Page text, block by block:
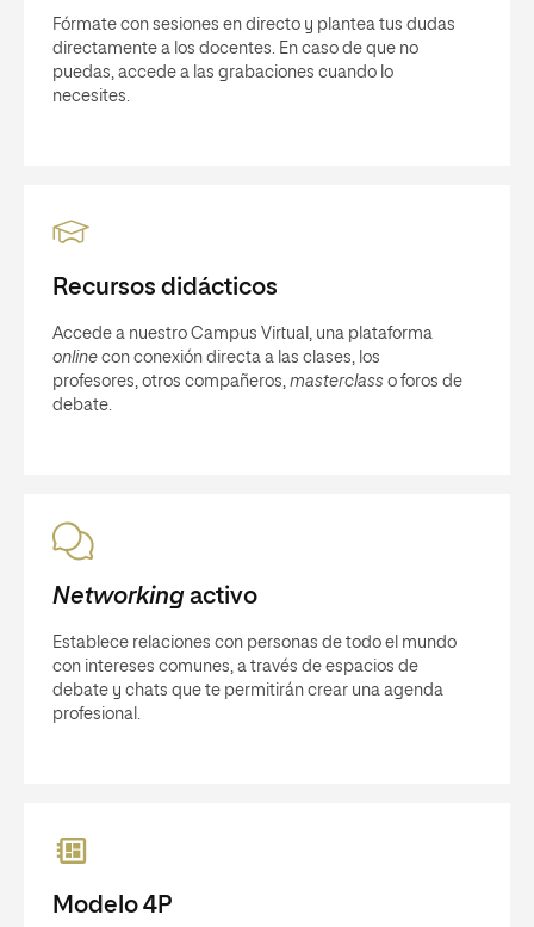
Fórmate con sesiones en directo y plantea tus dudas
directamente a los docentes. En caso de que no
puedas, accede a las grabaciones cuando lo
necesites.
Recursos didácticos
Accede a nuestro Campus Virtual, una plataforma
online con conexión directa a las clases, los
profesores, otros compañeros, masterclass o foros de
debate.
Networkingactivo
Establece relaciones con personas de todo el mundo
con intereses comunes, a través de espacios de
debate y chats que te permitirán crear una agenda
profesional.
Modelo 4P